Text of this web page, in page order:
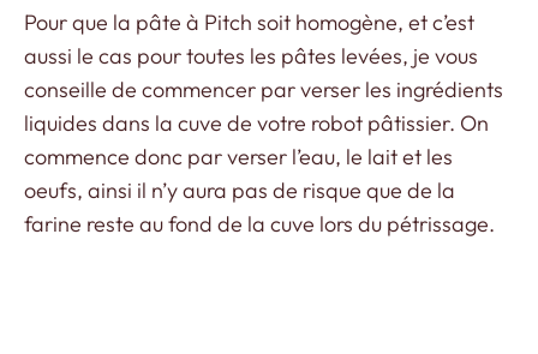
Pour que la pâte à Pitch soit homogène, et c’est
aussi le cas pour toutes les pâtes levées, je vous
conseille de commencer par verser les ingrédients
liquides dans la cuve de votre robot pâtissier. On
commence donc par verser l’eau, le lait et les
oeufs, ainsi il n’y aura pas de risque que de la
farine reste au fond de la cuve lors du pétrissage.